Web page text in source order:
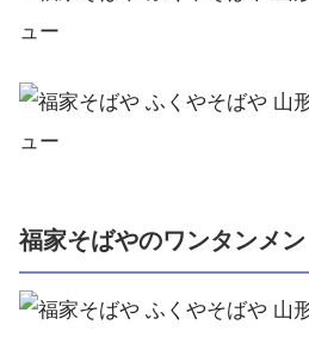
福家そばやのワンタンメン